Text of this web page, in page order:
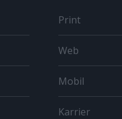
Print
Web
Mobil
Karrier